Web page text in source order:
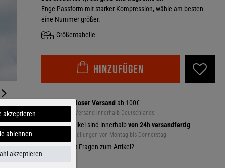
Enge Passform mit starker Kompression, wähle am besten
eine Nummer größer.
Größentabelle
Hinzufügen
Kostenloser Versand ab 100€
Gilt für Versand innerhalb Deutschlands
Alle Artikel sind innerhalbvon 24h versandfertig
Für Bestellungen von Montag bis Donnerstag
Du hast Fragen zum Artikel?
akzeptieren
ablehnen
akzeptieren